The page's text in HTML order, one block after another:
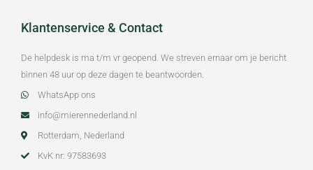
Klantenservice & Contact
De helpdesk is ma t/m vr geopend. We streven ernaar om je bericht
binnen 48 uur op deze dagen te beantwoorden.
WhatsApp ons
info@mierennederland.nl
Rotterdam, Nederland
KvK nr: 97583693